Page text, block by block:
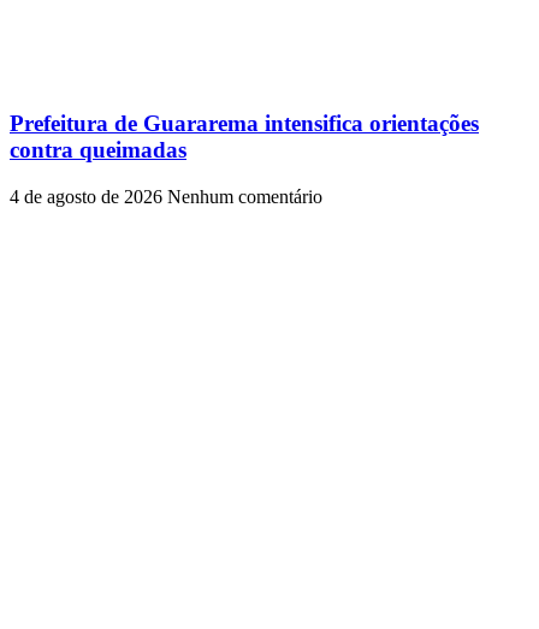
Prefeitura de Guararema intensifica orientações
contra queimadas
4 de agosto de 2026 Nenhum comentário